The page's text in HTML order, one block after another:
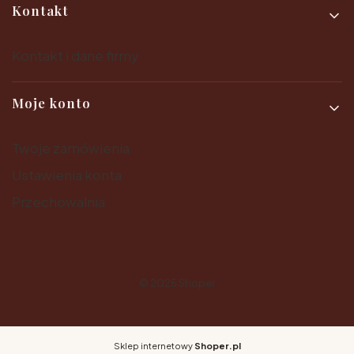
Kontakt
Moje konto
Sklep internetowy Shoper.pl